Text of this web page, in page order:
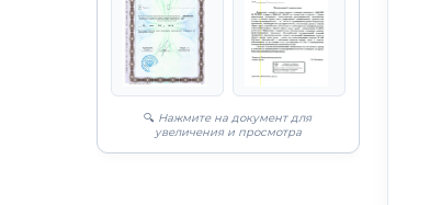
🔍 Нажмите на документ для
увеличения и просмотра